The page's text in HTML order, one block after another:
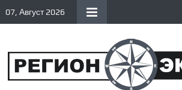
07, Август 2026